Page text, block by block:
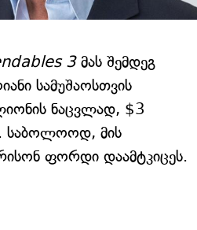
3მას შემდეგ
სამუშაოსთვის
ნაცვლად, $3
საბოლოოდ, მის
ფორდი დაამტკიცეს.